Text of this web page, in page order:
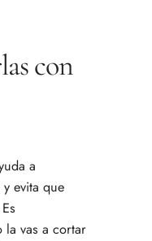
con
a
evita que
la vas a cortar